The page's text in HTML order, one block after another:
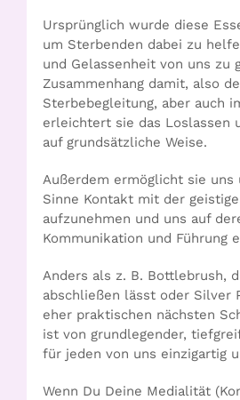
Ursprünglich wurde diese
um Sterbenden dabei zu
und Gelassenheit von uns zu
Zusammenhang damit, also
Sterbebegleitung, aber auch
erleichtert sie das Loslassen
auf grundsätzliche Weise.
Außerdem ermöglicht sie uns
Sinne Kontakt mit der
aufzunehmen und uns auf
Kommunikation und Führung
Anders als z. B. Bottlebrush,
abschließen lässt oder Silver
eher praktischen nächsten
ist von grundlegender,
für jeden von uns einzigartig
Wenn Du Deine Medialität